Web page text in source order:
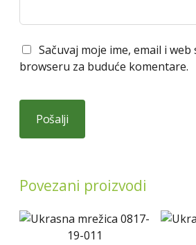
Sačuvaj moje ime, email i
browseru za buduće komentare.
Povezani proizvodi